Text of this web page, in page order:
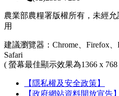
農業部農糧署版權所有，未經
用
建議瀏覽器：Chrome、Firefox、
Safari
( 螢幕最佳顯示效果為1366 x 768
【隱私權及安全政策】
【政府網站資料開放宣告】